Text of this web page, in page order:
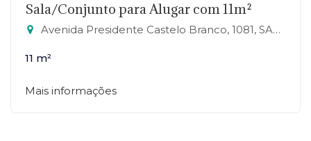
Sala/Conjunto para Alugar com 11m²
Avenida Presidente Castelo Branco, 1081, SALA 26 - Jardim Zaira, Mauá-SP
11 m²
Mais informações